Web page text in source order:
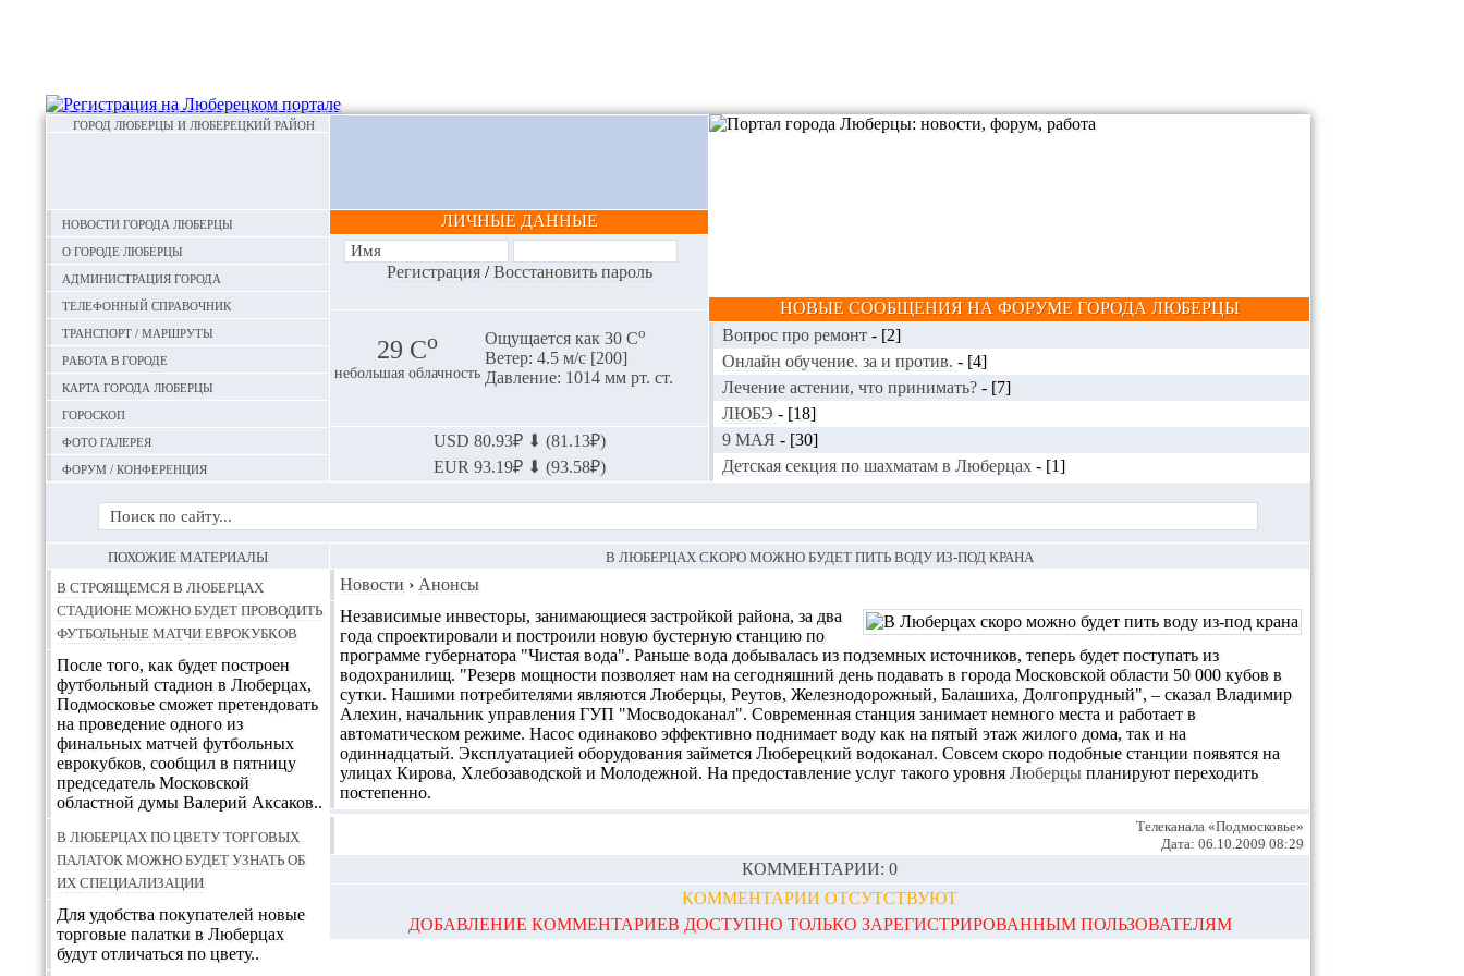
ГОРОД ЛЮБЕРЦЫ И ЛЮБЕРЕЦКИЙ РАЙОН
Новости города Люберцы
О городе Люберцы
Администрация города
Телефонный справочник
Транспорт / маршруты
Работа в городе
Карта города Люберцы
Гороскоп
Фото галерея
Форум / конференция
ЛИЧНЫЕ ДАННЫЕ
Регистрация/Восстановить пароль
29 Сo
небольшая облачность
Ощущается как 30 Сo
Ветер: 4.5 м/с [200]
Давление: 1014 мм рт. ст.
USD 80.93₽ ⬇ (81.13₽)
EUR 93.19₽ ⬇ (93.58₽)
НОВЫЕ СООБЩЕНИЯ НА ФОРУМЕ ГОРОДА ЛЮБЕРЦЫ
Вопрос про ремонт - [2]
Онлайн обучение. за и против. - [4]
Лечение астении, что принимать? - [7]
ЛЮБЭ - [18]
9 МАЯ - [30]
Детская секция по шахматам в Люберцах - [1]
В ЛЮБЕРЦАХ СКОРО МОЖНО БУДЕТ ПИТЬ ВОДУ ИЗ-ПОД КРАНА
Новости › Анонсы
Независимые инвесторы, занимающиеся застройкой района, за два
года спроектировали и построили новую бустерную станцию по
программе губернатора "Чистая вода". Раньше вода добывалась из подземных источников, теперь будет поступать из
водохранилищ. "Резерв мощности позволяет нам на сегодняшний день подавать в города Московской области 50 000 кубов в
сутки. Нашими потребителями являются Люберцы, Реутов, Железнодорожный, Балашиха, Долгопрудный", – сказал Владимир
Алехин, начальник управления ГУП "Мосводоканал". Современная станция занимает немного места и работает в
автоматическом режиме. Насос одинаково эффективно поднимает воду как на пятый этаж жилого дома, так и на
одиннадцатый. Эксплуатацией оборудования займется Люберецкий водоканал. Совсем скоро подобные станции появятся на
улицах Кирова, Хлебозаводской и Молодежной. На предоставление услуг такого уровня Люберцы планируют переходить
постепенно.
Телеканала «Подмосковье»
Дата: 06.10.2009 08:29
КОММЕНТАРИИ: 0
КОММЕНТАРИИ ОТСУТСТВУЮТ
ДОБАВЛЕНИЕ КОММЕНТАРИЕВ ДОСТУПНО ТОЛЬКО ЗАРЕГИСТРИРОВАННЫМ ПОЛЬЗОВАТЕЛЯМ
ПОХОЖИЕ МАТЕРИАЛЫ
В строящемся в Люберцах
стадионе можно будет проводить
футбольные матчи еврокубков
После того, как будет построен
футбольный стадион в Люберцах,
Подмосковье сможет претендовать
на проведение одного из
финальных матчей футбольных
еврокубков, сообщил в пятницу
председатель Московской
областной думы Валерий Аксаков..
В Люберцах по цвету торговых
палаток можно будет узнать об
их специализации
Для удобства покупателей новые
торговые палатки в Люберцах
будут отличаться по цвету..